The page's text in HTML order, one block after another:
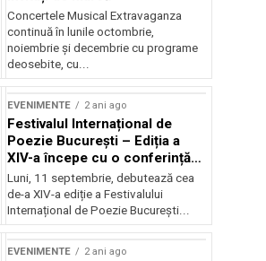
Concertele Musical Extravaganza
continuă în lunile octombrie,
noiembrie şi decembrie cu programe
deosebite, cu...
EVENIMENTE 2 ani ago
Festivalul Internațional de
Poezie București – Ediția a
XIV-a începe cu o conferință
despre limba română
susținută de Marco Lucchesi
Luni, 11 septembrie, debutează cea
de-a XIV-a ediție a Festivalului
Internațional de Poezie București...
EVENIMENTE 2 ani ago